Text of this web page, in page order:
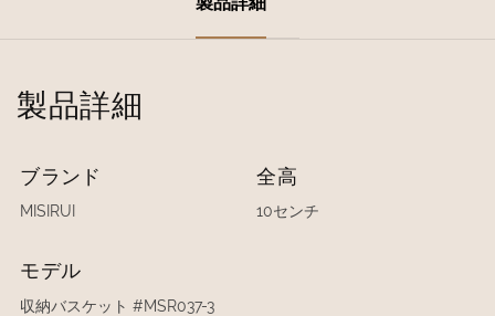
製品詳細
ブランド
MISIRUI
全高
10センチ
モデル
収納バスケット #MSR037-3